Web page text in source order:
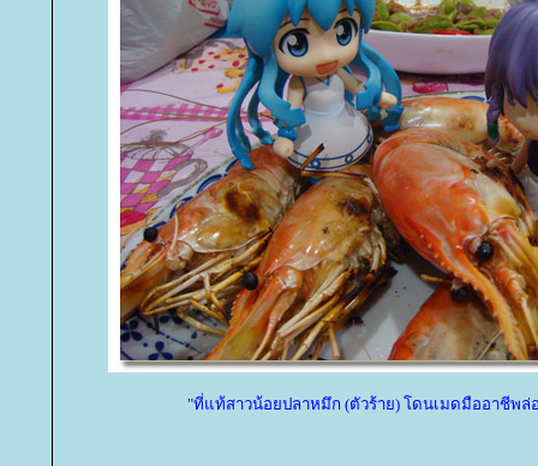
"ที่แท้สาวน้อยปลาหมึก (ตัวร้าย) โดนเมดมืออาชีพล่